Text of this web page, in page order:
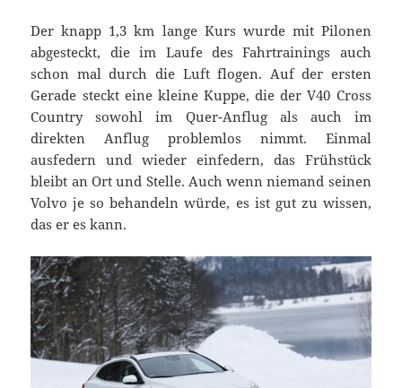
Der knapp 1,3 km lange Kurs wurde mit Pilonen
abgesteckt, die im Laufe des Fahrtrainings auch
schon mal durch die Luft flogen. Auf der ersten
Gerade steckt eine kleine Kuppe, die der V40 Cross
Country sowohl im Quer-Anflug als auch im
direkten Anflug problemlos nimmt. Einmal
ausfedern und wieder einfedern, das Frühstück
bleibt an Ort und Stelle. Auch wenn niemand seinen
Volvo je so behandeln würde, es ist gut zu wissen,
das er es kann.